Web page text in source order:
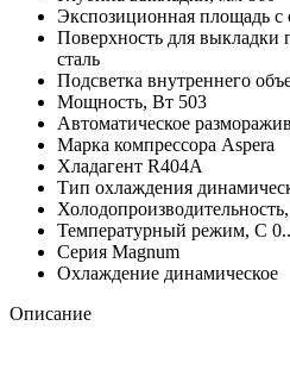
Экспозиционная площадь
Поверхность для выкладки
сталь
Подсветка внутреннего
Мощность, Вт 503
Автоматическое
Марка компрессора Aspera
Хладагент R404A
Тип охлаждения
Температурный режим, С
Серия Magnum
Охлаждение динамическое
Описание